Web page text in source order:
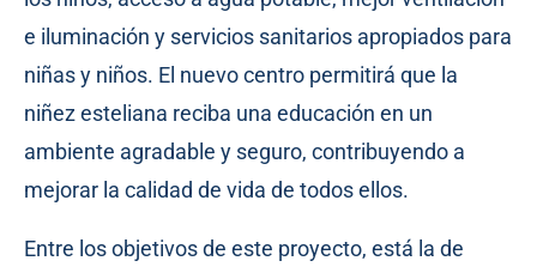
e iluminación y servicios sanitarios apropiados para
niñas y niños. El nuevo centro permitirá que la
niñez esteliana reciba una educación en un
ambiente agradable y seguro, contribuyendo a
mejorar la calidad de vida de todos ellos.
Entre los objetivos de este proyecto, está la de